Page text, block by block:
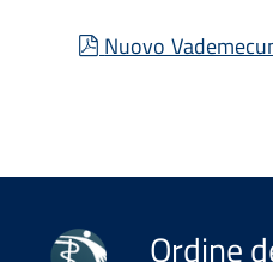
pdf
Nuovo
Ordine